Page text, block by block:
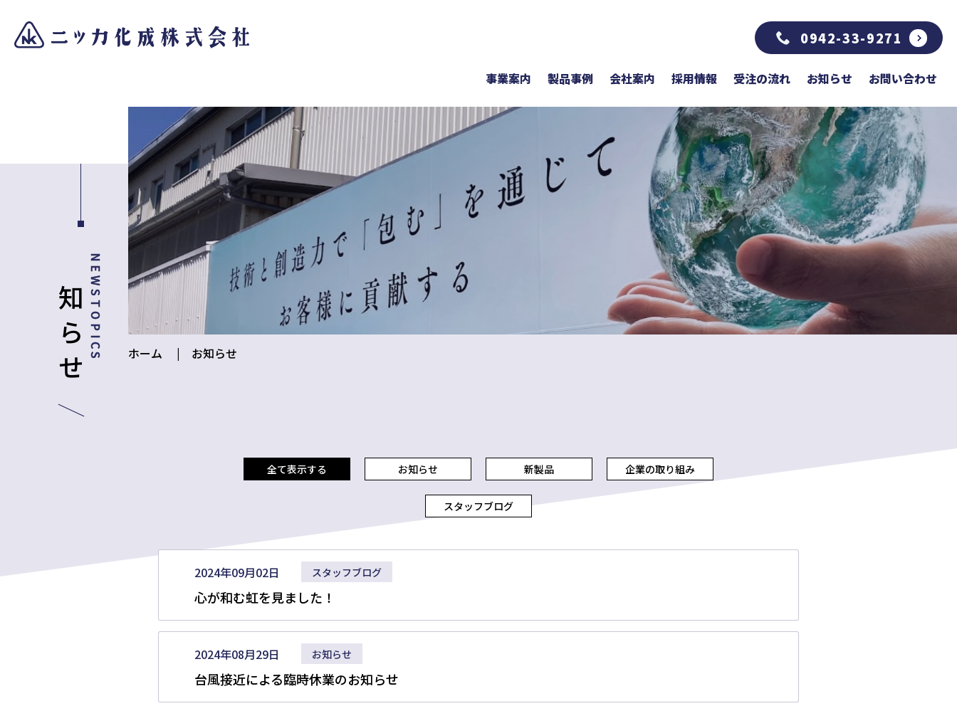
事業案内 製品事例 会社案内 採用情報 受注の流れ お知らせ お問い合わせ
0942-33-9271
お知らせNEWSTOPICS ホーム お知らせ
全て表示する お知らせ 新製品 企業の取り組み
スタッフブログ
2024年09月02日 スタッフブログ
心が和む虹を見ました！
2024年08月29日 お知らせ
台風接近による臨時休業のお知らせ